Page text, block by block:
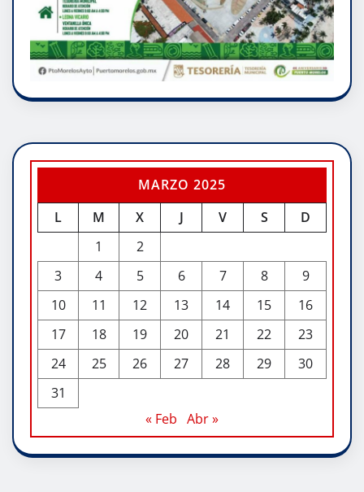
MARZO 2025
L
M X J V S
D
1
2
3
4 5 6 7 8
9
10
11 12 13 14 15
16
17
18 19 20 21 22
23
24
25 26 27 28 29
30
31
« Feb Abr »